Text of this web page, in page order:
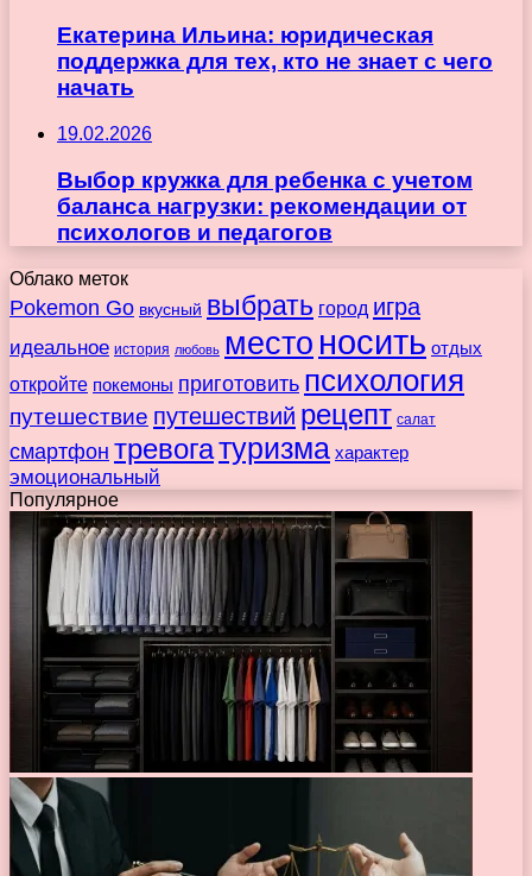
Екатерина Ильина: юридическая
поддержка для тех, кто не знает с чего
начать
19.02.2026
Выбор кружка для ребенка с учетом
баланса нагрузки: рекомендации от
психологов и педагогов
Облако меток
Pokemon Go вкусный выбрать город игра
идеальное история любовь место носить отдых
откройте покемоны приготовить психология
путешествие путешествий рецепт салат
смартфон тревогатуризма характер
эмоциональный
Популярное